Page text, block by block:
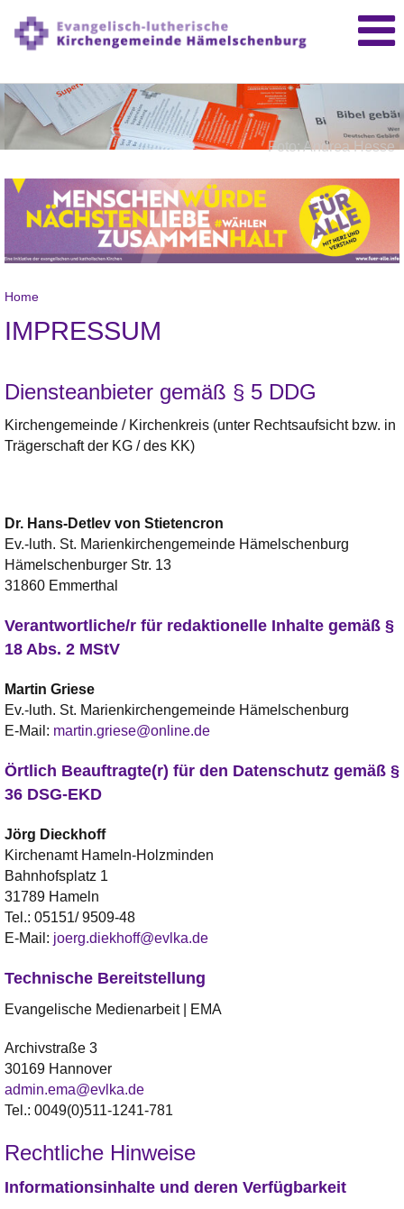
Foto: Andrea Hesse
Home
IMPRESSUM
Diensteanbieter gemäß § 5 DDG
Kirchengemeinde / Kirchenkreis (unter Rechtsaufsicht bzw. in
Trägerschaft der KG / des KK)
Dr. Hans-Detlev von Stietencron
Ev.-luth. St. Marienkirchengemeinde Hämelschenburg
Hämelschenburger Str. 13
31860 Emmerthal
Verantwortliche/r für redaktionelle Inhalte gemäß §
18 Abs. 2 MStV
Martin Griese
Ev.-luth. St. Marienkirchengemeinde Hämelschenburg
E-Mail: martin.griese@online.de
Örtlich Beauftragte(r) für den Datenschutz gemäß §
36 DSG-EKD
Jörg Dieckhoff
Kirchenamt Hameln-Holzminden
Bahnhofsplatz 1
31789 Hameln
Tel.: 05151/ 9509-48
E-Mail: joerg.diekhoff@evlka.de
Technische Bereitstellung
Evangelische Medienarbeit | EMA
Archivstraße 3
30169 Hannover
admin.ema@evlka.de
Tel.: 0049(0)511-1241-781
Rechtliche Hinweise
Informationsinhalte und deren Verfügbarkeit